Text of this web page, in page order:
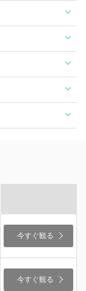
今すぐ観る
今すぐ観る